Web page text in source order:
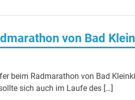
von Bad
beim Radmarathon von Bad
sich auch im Laufe des […]